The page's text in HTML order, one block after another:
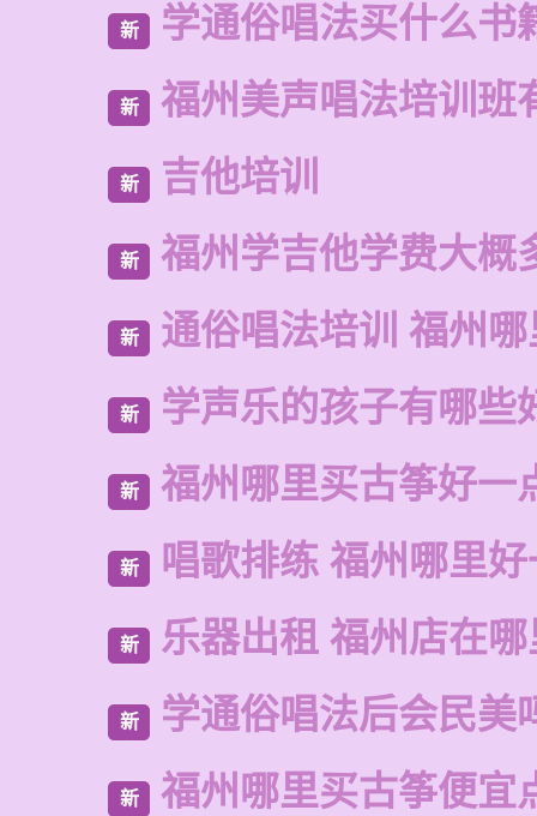
新 学通俗唱法买什么书
新 福州美声唱法培训班
新 吉他培训
新 福州学吉他学费大概
新 通俗唱法培训 福州
新 学声乐的孩子有哪些
新 福州哪里买古筝好一
新 唱歌排练 福州哪里
新 乐器出租 福州店在
新 学通俗唱法后会民美
新 福州哪里买古筝便宜